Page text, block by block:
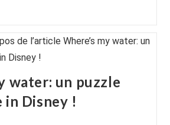
water: un puzzle
in Disney !